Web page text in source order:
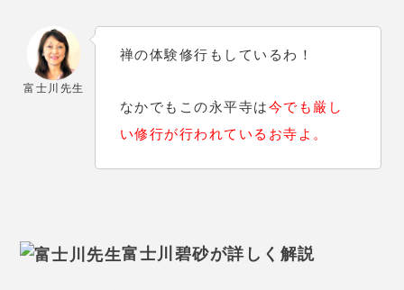
富士川先生
禅の体験修行もしているわ！
なかでもこの永平寺は今でも厳し
い修行が行われているお寺よ。
富士川碧砂が詳しく解説